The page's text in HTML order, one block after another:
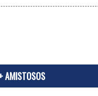
AMISTOSOS